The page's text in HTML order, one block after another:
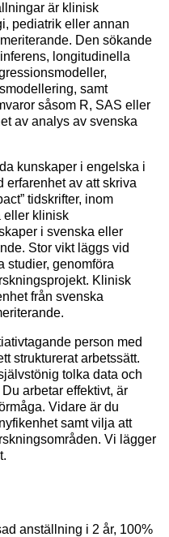
är klinisk
pediatrik eller annan
Den sökande
longitudinella
samt
såsom R, SAS eller
av analys av svenska
kunskaper i engelska i
erfarenhet av att skriva
tidskrifter, inom
eller klinisk
i svenska eller
Stor vikt läggs vid
studier, genomföra
Klinisk
från svenska
person med
strukturerat arbetssätt.
tolka data och
arbetar effektivt, är
Vidare är du
samt vilja att
Vi lägger
anställning i 2 år, 100%